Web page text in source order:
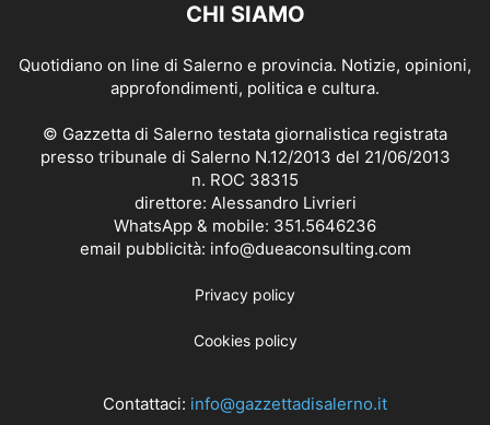
CHI SIAMO
Quotidiano on line di Salerno e provincia. Notizie, opinioni,
approfondimenti, politica e cultura.
© Gazzetta di Salerno testata giornalistica registrata
presso tribunale di Salerno N.12/2013 del 21/06/2013
n. ROC 38315
direttore: Alessandro Livrieri
WhatsApp & mobile: 351.5646236
email pubblicità: info@dueaconsulting.com
Privacy policy
Cookies policy
Contattaci: info@gazzettadisalerno.it